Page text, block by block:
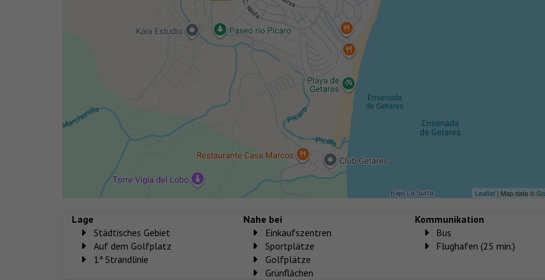
Leaflet| Map data ©
Lage
Städtisches Gebiet
Auf dem Golfplatz
1ª Strandlinie
Nahe bei
Einkaufszentren
Sportplätze
Golfplätze
Grünflächen
Kommunikation
Bus
Flughafen (25 min.)